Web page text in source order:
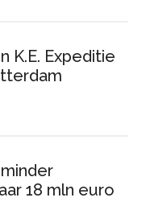
K.E. Expeditie
18 mln euro